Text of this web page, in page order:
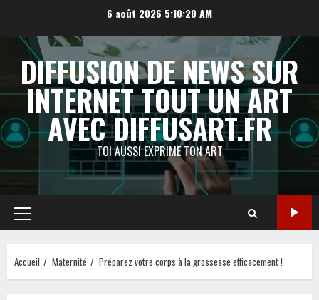
contenu
6 août 20265:10:21 AM
DIFFUSION DE NEWS SUR
INTERNET TOUT UN ART
AVEC DIFFUSART.FR
TOI AUSSI EXPRIME TON ART
Menu
principal
Accueil Maternité Préparez votre corps à la grossesse efficacement !